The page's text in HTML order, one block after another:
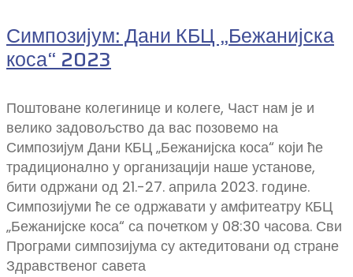
Симпозијум: Дани КБЦ „Бежанијска
коса“ 2023
Поштоване колегинице и колеге, Част нам је и
велико задовољство да вас позовемо на
Симпозијум Дани КБЦ „Бежанијска коса“ који ће
традиционално у организацији наше установе,
бити одржани од 21.-27. априла 2023. године.
Симпозијуми ће се одржавати у амфитеатру КБЦ
„Бежанијске коса“ са почетком у 08:30 часова. Сви
Програми симпозијума су актедитовани од стране
Здравственог савета